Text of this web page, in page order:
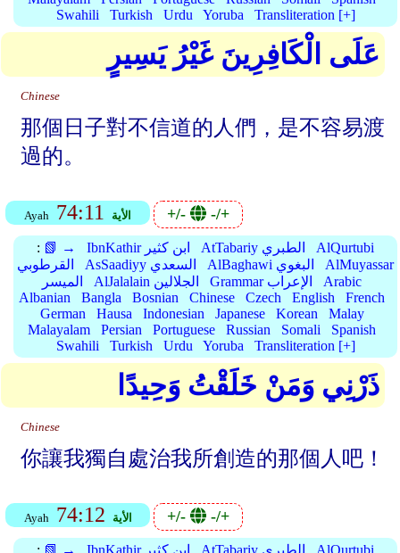
Swahili
Turkish Urdu Yoruba Transliteration [+]
عَلَى الْكَافِرِينَ غَيْرُ يَسِيرٍ
Chinese
那個日子對不信道的人們，是不容易渡
過的。
Ayah 74:11 الأية +/- -/+
: 📗 → IbnKathir ابن كثير AtTabariy الطبري
AlQurtubi
القرطوبي
AsSaadiyy السعدي AlBaghawi البغوي
AlMuyassar
الميسر
AlJalalain الجلالين Grammar الإعراب
Arabic
Albanian
Bangla Bosnian Chinese Czech English
French
German
Hausa Indonesian Japanese Korean
Malay
Malayalam
Persian Portuguese Russian Somali
Spanish
Swahili
Turkish Urdu Yoruba Transliteration [+]
ذَرْنِي وَمَنْ خَلَقْتُ وَحِيدًا
Chinese
你讓我獨自處治我所創造的那個人吧！
Ayah 74:12 الأية +/- -/+
: 📗 → IbnKathir ابن كثير AtTabariy الطبري
AlQurtubi